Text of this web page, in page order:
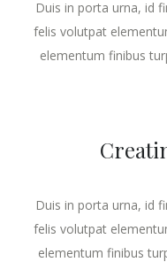
Duis in porta urna, id
felis volutpat
elementum finibus
Duis in porta urna, id
felis volutpat
elementum finibus